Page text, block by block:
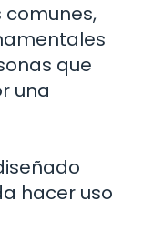
comunes,
que
una
hacer uso